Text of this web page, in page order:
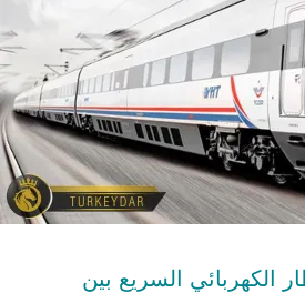
الكهربائي السريع بين